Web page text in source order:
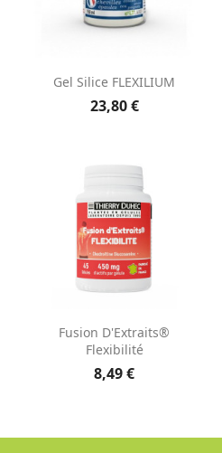
Gel Silice FLEXILIUM
23,80 €
Fusion D'Extraits®
Flexibilité
8,49 €